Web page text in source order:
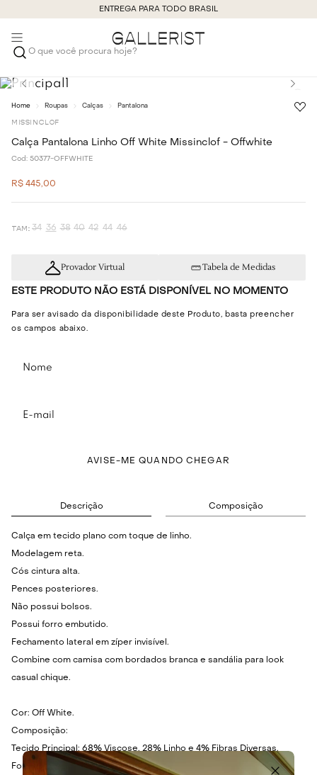
ENTREGA PARA TODO BRASIL
O que você procura hoje?
Roupas Calças Pantalona
MISSINCLOF
Calça Pantalona Linho Off White Missinclof - Offwhite
Cod: 50377-OFFWHITE
R$ 445,00
34 36 38 40 42 44 46
Provador Virtual Tabela de Medidas
ESTE PRODUTO NÃO ESTÁ DISPONÍVEL NO MOMENTO
Para ser avisado da disponibilidade deste Produto, basta preencher
os campos abaixo.
AVISE-ME QUANDO CHEGAR
Descrição Composição
Calça em tecido plano com toque de linho.
Modelagem reta.
Cós cintura alta.
Pences posteriores.
Não possui bolsos.
Possui forro embutido.
Fechamento lateral em zíper invisível.
Combine com camisa com bordados branca e sandália para look
casual chique.
Cor: Off White.
Composição:
Tecido Principal: 68% Viscose, 28% Linho e 4% Fibras Diversas.
Forro: 97% Poliéster e 3% Elastano.